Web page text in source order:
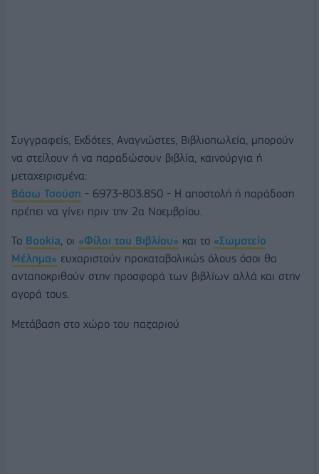
Συγγραφείς, Εκδότες, Αναγνώστες, Βιβλιοπωλεία, μπορούν
να στείλουν ή να παραδώσουν βιβλία, καινούργια ή
μεταχειρισμένα:
Βάσω Τσούση - 6973-803.850 - Η αποστολή ή παράδοση
πρέπει να γίνει πριν την 2α Νοεμβρίου.
Το Bookia, οι «Φίλοι του Βιβλίου» και το «Σωματείο
Μέλημα» ευχαριστούν προκαταβολικώς όλους όσοι θα
ανταποκριθούν στην προσφορά των βιβλίων αλλά και στην
αγορά τους.
Μετάβαση στο χώρο του παζαριού